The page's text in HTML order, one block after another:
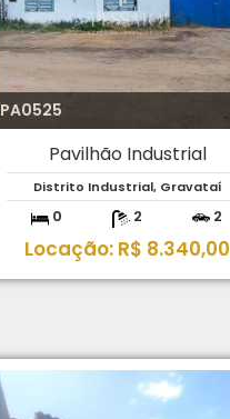
PA0525
Pavilhão Industrial
Distrito Industrial, Gravataí
0 2 2
Locação: R$ 8.340,00